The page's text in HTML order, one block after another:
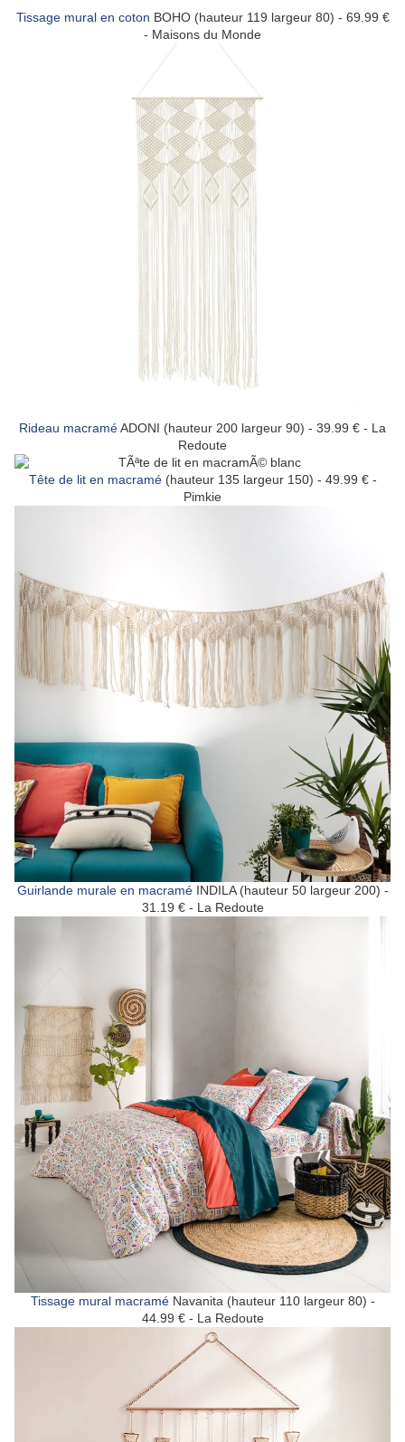
Tissage mural en coton BOHO (hauteur 119 largeur 80) - 69.99 €
- Maisons du Monde
Rideau macraméADONI (hauteur 200 largeur 90) - 39.99 € - La
Redoute
Tête de lit en macramé(hauteur 135 largeur 150) - 49.99 € -
Pimkie
Guirlande murale en macraméINDILA (hauteur 50 largeur 200) -
31.19 € - La Redoute
Tissage mural macraméNavanita (hauteur 110 largeur 80) -
44.99 € - La Redoute